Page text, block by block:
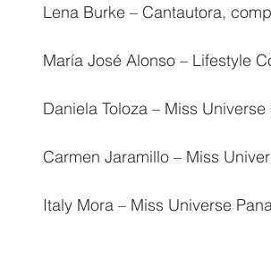
Lena Burke – Cantautora,
María José Alonso – Lifestyle
Daniela Toloza – Miss
Carmen Jaramillo – Miss
Italy Mora – Miss Universe